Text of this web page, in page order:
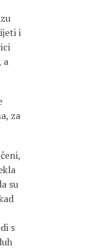
i
a
za
su
s